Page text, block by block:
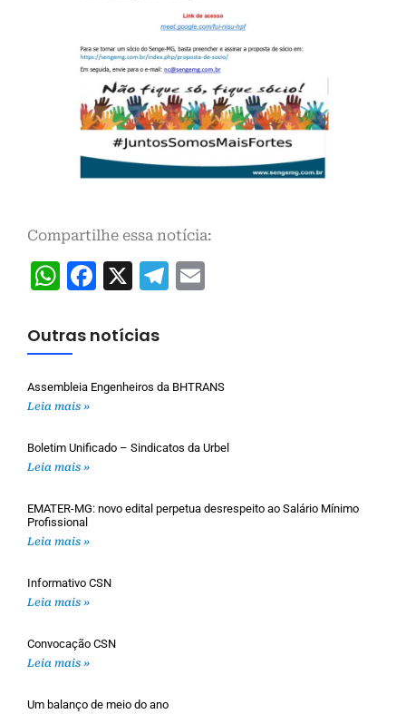
Compartilhe essa notícia:
WhatsApp
Facebook
X Telegram
Outras notícias
Assembleia Engenheiros da BHTRANS
Leia mais »
Boletim Unificado – Sindicatos da Urbel
Leia mais »
EMATER-MG: novo edital perpetua desrespeito ao Salário Mínimo
Profissional
Leia mais »
Informativo CSN
Leia mais »
Convocação CSN
Leia mais »
Um balanço de meio do ano